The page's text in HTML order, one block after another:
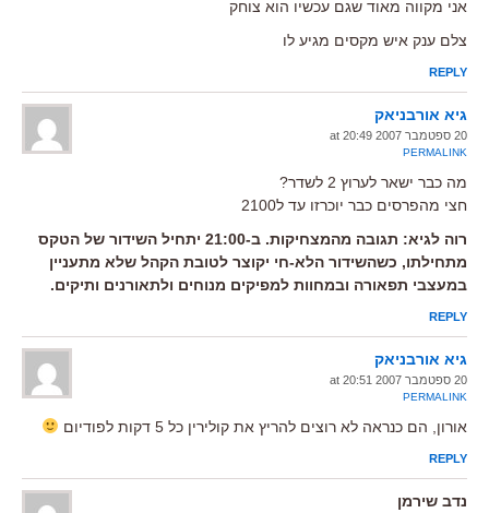
אני מקווה מאוד שגם עכשיו הוא צוחק
צלם ענק איש מקסים מגיע לו
REPLY
גיא אורבניאק
20 ספטמבר 2007 at 20:49
PERMALINK
מה כבר ישאר לערוץ 2 לשדר?
חצי מהפרסים כבר יוכרזו עד ל2100
רוה לגיא: תגובה מהמצחיקות. ב-21:00 יתחיל השידור של הטקס
מתחילתו, כשהשידור הלא-חי יקוצר לטובת הקהל שלא מתעניין
במעצבי תפאורה ובמחוות למפיקים מנוחים ולתאורנים ותיקים.
REPLY
גיא אורבניאק
20 ספטמבר 2007 at 20:51
PERMALINK
אורון, הם כנראה לא רוצים להריץ את קולירין כל 5 דקות לפודיום
REPLY
נדב שירמן